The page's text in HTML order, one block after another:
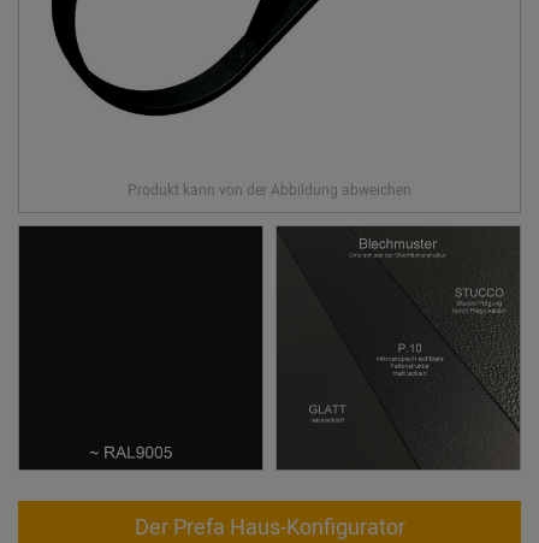
Der Prefa Haus-Konfigurator